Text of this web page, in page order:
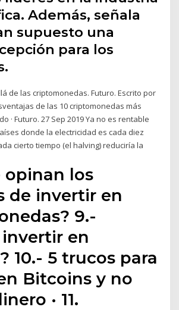
Además, señala
supuesto una
para los
de las criptomonedas. Futuro. Escrito por
de las 10 criptomonedas más
· Futuro. 27 Sep 2019 Ya no es rentable
donde la electricidad es cada diez
cierto tiempo (el halving) reduciría la
opinan los
de invertir en
9.-
en
10.- 5 trucos para
Bitcoins y no
· 11.